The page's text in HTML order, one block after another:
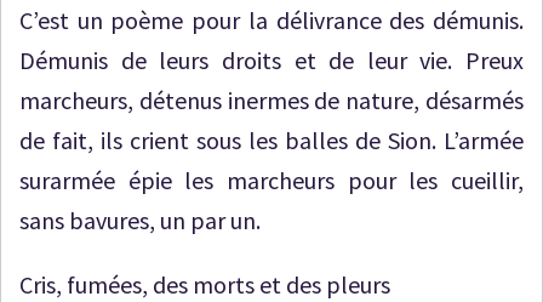
C’est un poème pour la délivrance des démunis.
Démunis de leurs droits et de leur vie. Preux
marcheurs, détenus inermes de nature, désarmés
de fait, ils crient sous les balles de Sion. L’armée
surarmée épie les marcheurs pour les cueillir,
sans bavures, un par un.
Cris, fumées, des morts et des pleurs